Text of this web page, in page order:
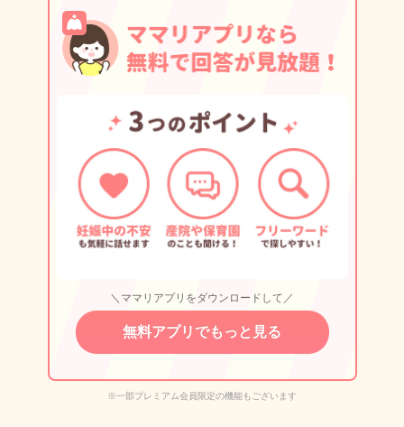
＼ママリアプリをダウンロードして／
無料アプリでもっと見る
※一部プレミアム会員限定の機能もございます